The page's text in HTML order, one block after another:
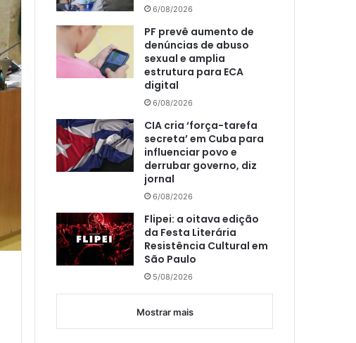
6/08/2026
PF prevê aumento de
denúncias de abuso
sexual e amplia
estrutura para ECA
digital
6/08/2026
CIA cria ‘força-tarefa
secreta’ em Cuba para
influenciar povo e
derrubar governo, diz
jornal
6/08/2026
Flipei: a oitava edição
da Festa Literária
Resistência Cultural em
São Paulo
5/08/2026
Mostrar mais